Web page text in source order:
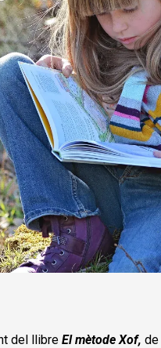
del llibreEl mètode Xof, de